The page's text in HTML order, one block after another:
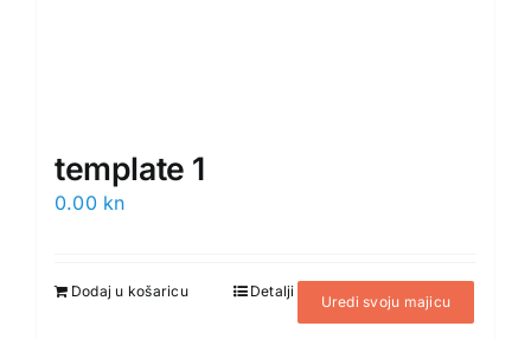
template 1
0.00 kn
Dodaj u košaricu
Uredi svoju majicu
Detalji